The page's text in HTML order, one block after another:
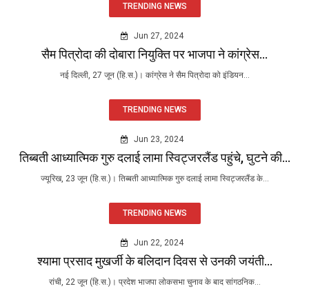
TRENDING NEWS
Jun 27, 2024
सैम पित्रोदा की दोबारा नियुक्ति पर भाजपा ने कांग्रेस...
नई दिल्ली, 27 जून (हि.स.)। कांग्रेस ने सैम पित्रोदा को इंडियन...
TRENDING NEWS
Jun 23, 2024
तिब्बती आध्यात्मिक गुरु दलाई लामा स्विट्जरलैंड पहुंचे, घुटने की...
ज्यूरिख, 23 जून (हि.स.)। तिब्बती आध्यात्मिक गुरु दलाई लामा स्विट्जरलैंड के...
TRENDING NEWS
Jun 22, 2024
श्यामा प्रसाद मुखर्जी के बलिदान दिवस से उनकी जयंती...
रांची, 22 जून (हि.स.)। प्रदेश भाजपा लोकसभा चुनाव के बाद सांगठनिक...